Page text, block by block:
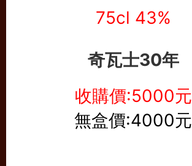
奇瓦士30年
收購價:5000元
無盒價:4000元